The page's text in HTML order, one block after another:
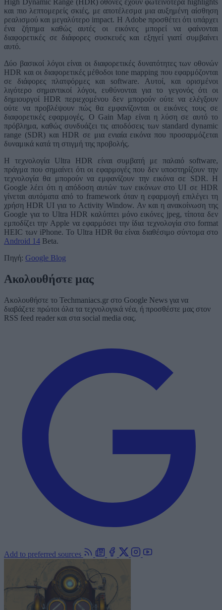
High Dynamic Range (HDR) οθόνες έχουν φωτεινότερα highlights
και πιο λεπτομερείς σκιές, με αποτέλεσμα μια αυξημένη αίσθηση
ρεαλισμού και μεγαλύτερο impact. Η Adobe προσθέτει ότι υπάρχει
ένα ζήτημα καθώς αυτές οι εικόνες μπορεί να φαίνονται
διαφορετικές σε διάφορες συσκευές και εξηγεί γιατί συμβαίνει
αυτό.
Δύο βασικοί λόγοι είναι οι διαφορετικές δυνατότητες των οθονών
HDR και οι διαφορετικές μέθοδοι tone mapping που εφαρμόζονται
σε διάφορες πλατφόρμες και software. Αυτοί, και ορισμένοι
λιγότερο σημαντικοί λόγοι, ευθύνονται για το γεγονός ότι οι
δημιουργοί HDR περιεχομένου δεν μπορούν ούτε να ελέγξουν
ούτε να προβλέψουν πώς θα εμφανίζονται οι εικόνες τους σε
διαφορετικές εφαρμογές. Ο Gain Map είναι η λύση σε αυτό το
πρόβλημα, καθώς συνδυάζει τις αποδόσεις των standard dynamic
range (SDR) και HDR σε μια ενιαία εικόνα που προσαρμόζεται
δυναμικά κατά τη στιγμή της προβολής.
Η τεχνολογία Ultra HDR είναι συμβατή με παλαιό software,
πράγμα που σημαίνει ότι οι εφαρμογές που δεν υποστηρίζουν την
τεχνολογία θα μπορούν να εμφανίζουν την εικόνα σε SDR. Η
Google λέει ότι η απόδοση αυτών των εικόνων στο UI σε HDR
γίνεται αυτόματα από το framework όταν η εφαρμογή επιλέγει τη
χρήση HDR UI για το Activity Window. Αν και η ανακοίνωση της
Google για το Ultra HDR καλύπτει μόνο εικόνες jpeg, τίποτα δεν
εμποδίζει την Apple να εφαρμόσει την ίδια τεχνολογία στο format
HEIC των iPhone. Το Ultra HDR θα είναι διαθέσιμο σύντομα στο
Android 14 Beta.
Πηγή: Google Blog
Ακολουθήστε μας
Ακολουθήστε το Techmaniacs.gr στο Google News για να
διαβάζετε πρώτοι όλα τα τεχνολογικά νέα, ή προσθέστε μας στον
RSS feed reader και στα social media σας.
Add to preferred sources